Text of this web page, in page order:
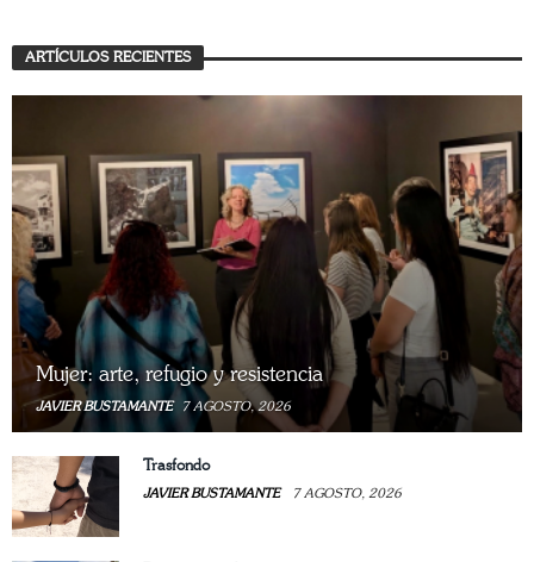
ARTÍCULOS RECIENTES
Mujer: arte, refugio y resistencia
JAVIER BUSTAMANTE 7 AGOSTO, 2026
Trasfondo
JAVIER BUSTAMANTE 7 AGOSTO, 2026